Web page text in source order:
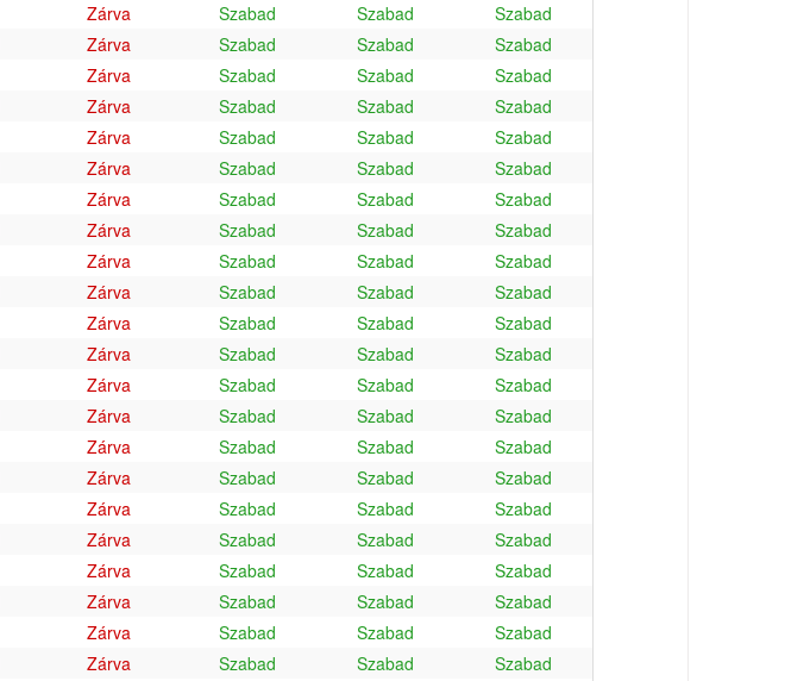
Zárva Szabad Szabad
Szabad
Zárva Szabad Szabad
Szabad
Zárva Szabad Szabad
Szabad
Zárva Szabad Szabad
Szabad
Zárva Szabad Szabad
Szabad
Zárva Szabad Szabad
Szabad
Zárva Szabad Szabad
Szabad
Zárva Szabad Szabad
Szabad
Zárva Szabad Szabad
Szabad
Zárva Szabad Szabad
Szabad
Zárva Szabad Szabad
Szabad
Zárva Szabad Szabad
Szabad
Zárva Szabad Szabad
Szabad
Zárva Szabad Szabad
Szabad
Zárva Szabad Szabad
Szabad
Zárva Szabad Szabad
Szabad
Zárva Szabad Szabad
Szabad
Zárva Szabad Szabad
Szabad
Zárva Szabad Szabad
Szabad
Zárva Szabad Szabad
Szabad
Zárva Szabad Szabad
Szabad
Zárva Szabad Szabad
Szabad